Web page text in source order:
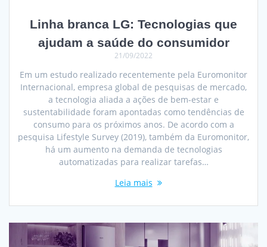
Linha branca LG: Tecnologias que
ajudam a saúde do consumidor
21/09/2022
Em um estudo realizado recentemente pela Euromonitor
Internacional, empresa global de pesquisas de mercado,
a tecnologia aliada a ações de bem-estar e
sustentabilidade foram apontadas como tendências de
consumo para os próximos anos. De acordo com a
pesquisa Lifestyle Survey (2019), também da Euromonitor,
há um aumento na demanda de tecnologias
automatizadas para realizar tarefas…
Leia mais